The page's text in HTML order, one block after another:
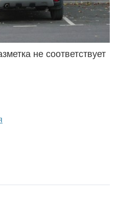
не соответствует